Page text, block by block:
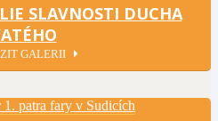
SLAVNOSTI DUCHA
GALERII